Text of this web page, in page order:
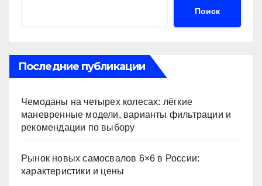
ki
ть
Поиск
Последние публикации
Чемоданы на четырех колесах: лёгкие
маневренные модели, варианты фильтрации и
рекомендации по выбору
Рынок новых самосвалов 6×6 в России:
характеристики и цены